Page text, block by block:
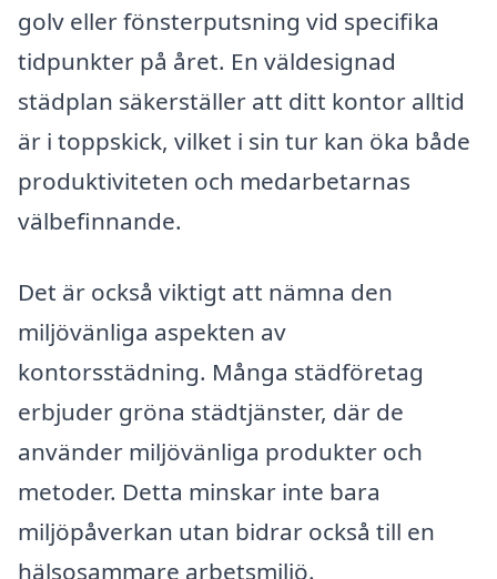
golv eller fönsterputsning vid specifika
tidpunkter på året. En väldesignad
städplan säkerställer att ditt kontor alltid
är i toppskick, vilket i sin tur kan öka både
produktiviteten och medarbetarnas
välbefinnande.
Det är också viktigt att nämna den
miljövänliga aspekten av
kontorsstädning. Många städföretag
erbjuder gröna städtjänster, där de
använder miljövänliga produkter och
metoder. Detta minskar inte bara
miljöpåverkan utan bidrar också till en
hälsosammare arbetsmiljö.